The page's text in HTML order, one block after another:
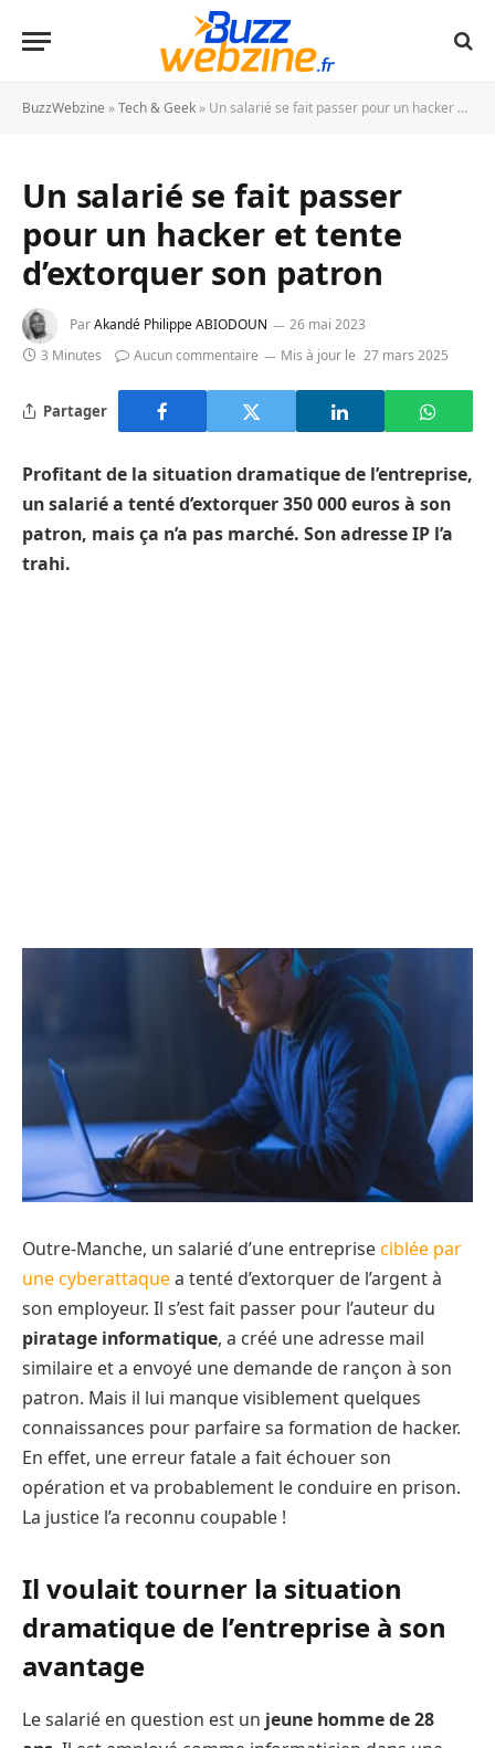
BuzzWebzine »Tech & Geek » Un salarié se fait passer pour un hacker et tente d’extorquer son patron
Un salarié se fait passer
pour un hacker et tente
d’extorquer son patron
ParAkandé Philippe ABIODOUN
26 mai 2023
3 Minutes
Aucun commentaire Mis à jour le 27 mars 2025
Partager
Profitant de la situation dramatique de l’entreprise,
un salarié a tenté d’extorquer 350 000 euros à son
patron, mais ça n’a pas marché. Son adresse IP l’a
trahi.
Outre-Manche, un salarié d’une entrepriseciblée par
une cyberattaquea tenté d’extorquer de l’argent à
son employeur. Il s’est fait passer pour l’auteur du
piratage informatique, a créé une adresse mail
similaire et a envoyé une demande de rançon à son
patron. Mais il lui manque visiblement quelques
connaissances pour parfaire sa formation de hacker.
En effet, une erreur fatale a fait échouer son
opération et va probablement le conduire en prison.
La justice l’a reconnu coupable !
Il voulait tourner la situation
dramatique de l’entreprise à son
avantage
Le salarié en question est un jeune homme de 28